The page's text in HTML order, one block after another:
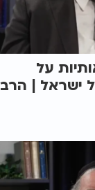
על
ישראל | הרב